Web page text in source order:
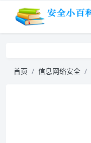
首页 信息网络安全